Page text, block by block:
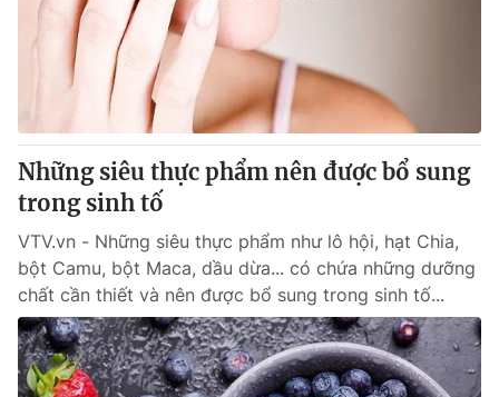
VTV Money
VTV Sức khoẻ Bất động sản
Thị trường 24h Tấm lòng Việt
VTV4
VTV9 VTV8
Liên hệ tòa soạn English
Những siêu thực phẩm nên được bổ sung
trong sinh tố
VTV.vn - Những siêu thực phẩm như lô hội, hạt Chia,
bột Camu, bột Maca, dầu dừa... có chứa những dưỡng
chất cần thiết và nên được bổ sung trong sinh tố...